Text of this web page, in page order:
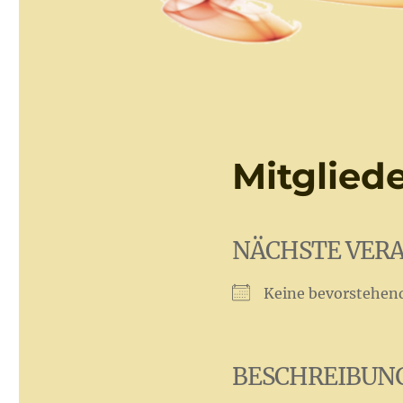
NÄCHSTE
Keine